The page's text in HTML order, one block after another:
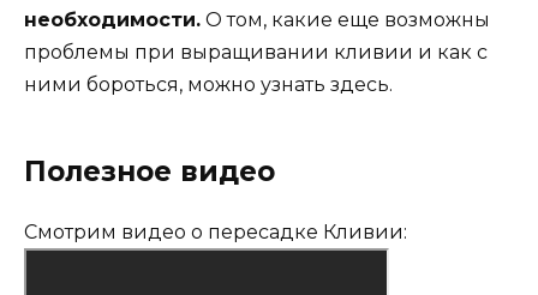
необходимости. О том, какие еще возможны
проблемы при выращивании кливии и как с
ними бороться, можно узнать здесь.
Полезное видео
Смотрим видео о пересадке Кливии: